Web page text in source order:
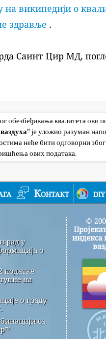
на википедији о
здравље .
Саинт Цир МД,
обезбеђивања квалитета ови
је уложио разуман
неће бити одговорни због
ових података.
Контакт diy
рад у
о
податке
на
о граду
са
©
индекса